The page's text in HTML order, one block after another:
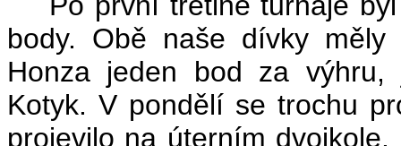
body. Obě naše dívky
Honza jeden bod za
Kotyk. V pondělí se trochu
projevilo na úterním